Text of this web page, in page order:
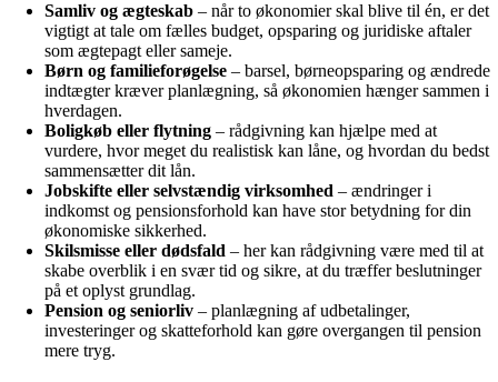
Samliv og ægteskab – når to økonomier skal blive til én, er det
vigtigt at tale om fælles budget, opsparing og juridiske aftaler
som ægtepagt eller sameje.
Børn og familieforøgelse – barsel, børneopsparing og ændrede
indtægter kræver planlægning, så økonomien hænger sammen i
hverdagen.
Boligkøb eller flytning – rådgivning kan hjælpe med at
vurdere, hvor meget du realistisk kan låne, og hvordan du bedst
sammensætter dit lån.
Jobskifte eller selvstændig virksomhed – ændringer i
indkomst og pensionsforhold kan have stor betydning for din
økonomiske sikkerhed.
Skilsmisse eller dødsfald – her kan rådgivning være med til at
skabe overblik i en svær tid og sikre, at du træffer beslutninger
på et oplyst grundlag.
Pension og seniorliv – planlægning af udbetalinger,
investeringer og skatteforhold kan gøre overgangen til pension
mere tryg.